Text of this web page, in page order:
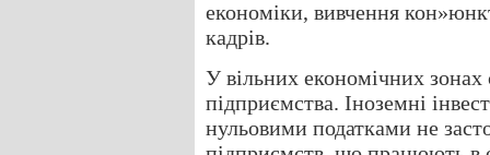
економіки, вивчення
кадрів.
У вільних економічних
підприємства. Іноземні
нульовими податками не